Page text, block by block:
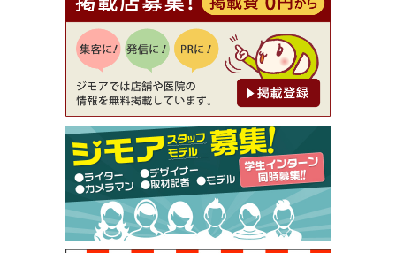
【ジモア読者特典1】料理全品20％OFF ※18時以
降（創作イタリアン Pia Cuore（ピアクオーレ））
[有効期限]2026年9月30日
【ジモア限定②】初回割引 特価 鼻毛脱毛 半額 2,2
00円⇒1,100円（メンズ専門ワックス脱毛サロン Mi
ckle（ミックル））
[有効期限]2026年9月30日
【ジモア限定特典①】まつ毛カール 3,850円→ 2,7
50円（Premiere（プルミエール））
[有効期限]2026年9月30日
焼き餃子 一皿サービス（餃子酒場たっちゃん 西
早稲田店）
[有効期限]2026年9月30日